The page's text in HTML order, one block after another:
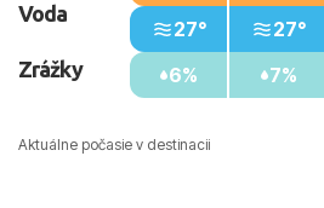
Aktuálne počasie v destinacii
Voda
Zrážky
27°
6%
27°
7%